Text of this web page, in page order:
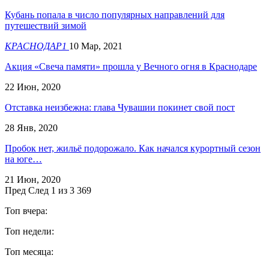
Кубань попала в число популярных направлений для
путешествий зимой
КРАСНОДАР1 10 Мар, 2021
Акция «Свеча памяти» прошла у Вечного огня в Краснодаре
22 Июн, 2020
Отставка неизбежна: глава Чувашии покинет свой пост
28 Янв, 2020
Пробок нет, жильё подорожало. Как начался курортный сезон
на юге…
21 Июн, 2020
Пред След 1 из 3 369
Топ вчера:
Топ недели:
Топ месяца: